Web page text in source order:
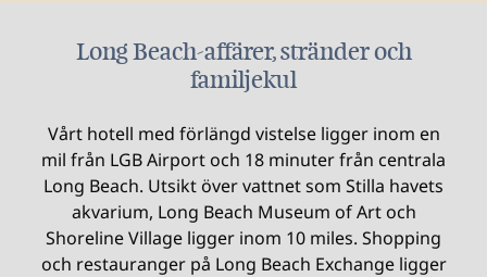
Long Beach-affärer, stränder och
familjekul
Vårt hotell med förlängd vistelse ligger inom en
mil från LGB Airport och 18 minuter från centrala
Long Beach. Utsikt över vattnet som Stilla havets
akvarium, Long Beach Museum of Art och
Shoreline Village ligger inom 10 miles. Shopping
och restauranger på Long Beach Exchange ligger